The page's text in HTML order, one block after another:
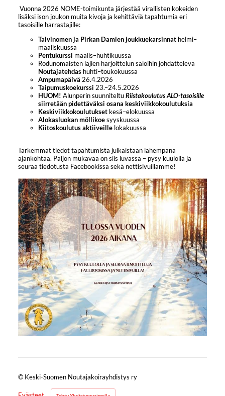
Vuonna 2026 NOME-toimikunta järjestää virallisten kokeiden
lisäksi ison joukon muita kivoja ja kehittäviä tapahtumia eri
tasoisille harrastajille:
Talvinomen ja Pirkan Damien joukkuekarsinnathelmi–
maaliskuussa
Pentukurssi maalis–huhtikuussa
Rodunomaisten lajien harjoittelun saloihin johdatteleva
Noutajatehdashuhti–toukokuussa
Ampumapäivä 26.4.2026
Taipumuskoekurssi 23.–24.5.2026
HUOM! Alunperin suunniteltuRiistakoulutus ALO-tasoisille
siirretään pidettäväksi osana keskiviikkokoulutuksia
Keskiviikkokoulutuksetkesä–elokuussa
Alokasluokan möllikoesyyskuussa
Kiitoskoulutus aktiiveillelokakuussa
Tarkemmat tiedot tapahtumista julkaistaan lähempänä
ajankohtaa. Paljon mukavaa on siis luvassa – pysy kuulolla ja
seuraa tiedotusta Facebookissa sekä nettisivuillamme!
© Keski-Suomen Noutajakoirayhdistys ry